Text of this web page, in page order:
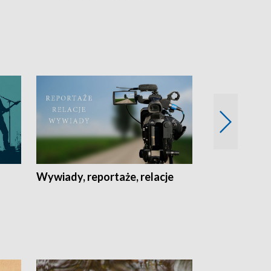
Wywiady, reportaże, relacje